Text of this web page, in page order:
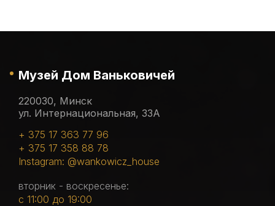
Музей Дом Ваньковичей
220030, Минск
ул. Интернациональная, 33А
+ 375 17 363 77 96
+ 375 17 358 88 78
Instagram: @wankowicz_house
вторник - воскресенье:
с 11:00 до 19:00